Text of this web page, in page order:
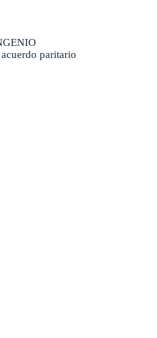
paritario